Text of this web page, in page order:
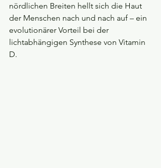
nördlichen Breiten hellt sich die Haut
der Menschen nach und nach auf – ein
evolutionärer Vorteil bei der
lichtabhängigen Synthese von Vitamin
D.